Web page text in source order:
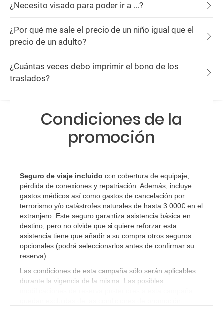
¿Necesito visado para poder ir a ...?
¿Por qué me sale el precio de un niño igual que el
precio de un adulto?
¿Cuántas veces debo imprimir el bono de los
traslados?
Condiciones de la
promoción
Seguro de viaje incluido con cobertura de equipaje,
pérdida de conexiones y repatriación. Además, incluye
gastos médicos así como gastos de cancelación por
terrorismo y/o catástrofes naturales de hasta 3.000€ en el
extranjero. Este seguro garantiza asistencia básica en
destino, pero no olvide que si quiere reforzar esta
asistencia tiene que añadir a su compra otros seguros
opcionales (podrá seleccionarlos antes de confirmar su
reserva)
Las condiciones de esta campaña sólo serán aplicables
durante la vigencia de la misma. Las posibles